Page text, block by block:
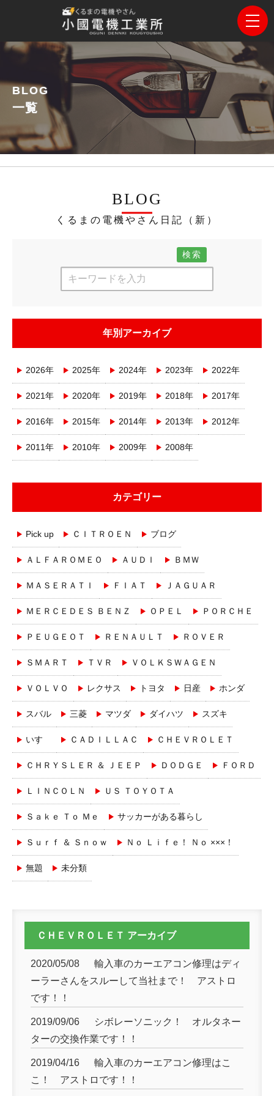
BLOG
一覧
BLOG
くるまの電機やさん日記（新）
検索
年別アーカイブ
2026年 2025年 2024年 2023年 2022年
2021年 2020年 2019年 2018年 2017年
2016年 2015年 2014年 2013年 2012年
2011年 2010年 2009年 2008年
カテゴリー
Pick up ＣＩＴＲＯＥＮ ブログ
ＡＬＦＡＲＯＭＥＯ ＡＵＤＩ ＢＭＷ
ＭＡＳＥＲＡＴＩ ＦＩＡＴ ＪＡＧＵＡＲ
ＭＥＲＣＥＤＥＳ ＢＥＮＺ ＯＰＥＬ ＰＯＲＣＨＥ
ＰＥＵＧＥＯＴ ＲＥＮＡＵＬＴ ＲＯＶＥＲ
ＳＭＡＲＴ ＴＶＲ ＶＯＬＫＳＷＡＧＥＮ
ＶＯＬＶＯ レクサス トヨタ 日産 ホンダ
スバル 三菱 マツダ ダイハツ スズキ
いすゞ ＣＡＤＩＬＬＡＣ ＣＨＥＶＲＯＬＥＴ
ＣＨＲＹＳＬＥＲ ＆ ＪＥＥＰ ＤＯＤＧＥ ＦＯＲＤ
ＬＩＮＣＯＬＮ ＵＳ ＴＯＹＯＴＡ
Ｓａｋｅ Ｔｏ Ｍｅ サッカーがある暮らし
Ｓｕｒｆ ＆ Ｓｎｏｗ Ｎｏ Ｌｉｆｅ！ Ｎｏ ×××！
無題 未分類
ＣＨＥＶＲＯＬＥＴ アーカイブ
2020/05/08
輸入車のカーエアコン修理はディ
ーラーさんをスルーして当社まで！ アストロ
です！！
2019/09/06
シボレーソニック！ オルタネー
ターの交換作業です！！
2019/04/16
輸入車のカーエアコン修理はこ
こ！ アストロです！！